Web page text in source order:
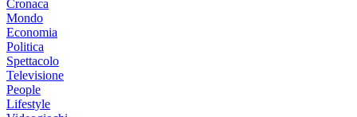
Cronaca
Mondo
Economia
Politica
Spettacolo
Televisione
People
Lifestyle